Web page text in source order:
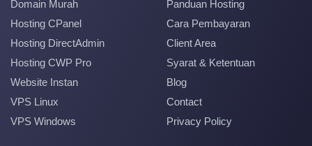
Domain Murah
Hosting CPanel
Hosting DirectAdmin
Hosting CWP Pro
Website Instan
VPS Linux
VPS Windows
Panduan Hosting
Cara Pembayaran
Client Area
Syarat & Ketentuan
Blog
Contact
Privacy Policy